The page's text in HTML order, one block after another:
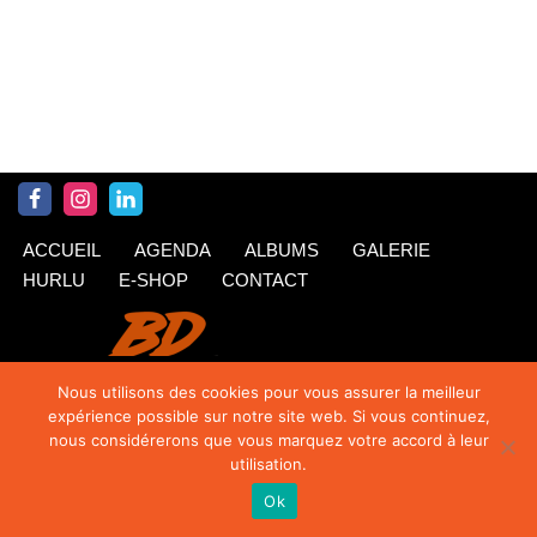
ACCUEIL AGENDA ALBUMS
GALERIE
HURLU
E-SHOP CONTACT
TipTop
Nous utilisons des cookies pour vous assurer la meilleur
expérience possible sur notre site web. Si vous continuez,
nous considérerons que vous marquez votre accord à leur
utilisation.
Ok